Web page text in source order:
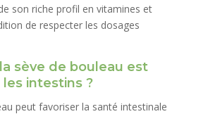
son riche profil en vitamines et
de respecter les dosages
sève de bouleau est
intestins ?
peut favoriser la santé intestinale